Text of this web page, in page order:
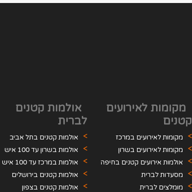
מקומות לאירועים
קטנים
מקומות לאירועים במרכז
מקומות לאירועים בשרון
אולמות אירועים קטנים בחיפה
והצפון
מסעדות לברית
מומלצים לברית
אולמות קטנים
לברית
אולמות קטנים בתל אביב
אולמות בשרון עד 100 איש
אולמות במרכז עד 100 איש
אולמות קטנים בירושלים
אולמות קטנים בצפון